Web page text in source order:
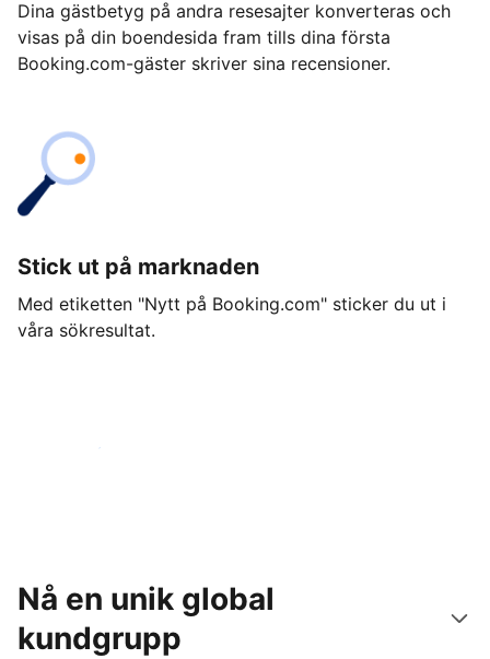
Dina gästbetyg på andra resesajter konverteras och
visas på din boendesida fram tills dina första
Booking.com-gäster skriver sina recensioner.
Stick ut på marknaden
Med etiketten "Nytt på Booking.com" sticker du ut i
våra sökresultat.
Kom igång idag
Nå en unik global
kundgrupp